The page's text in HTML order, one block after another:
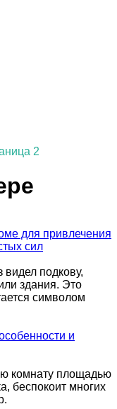
2
для привлечения
сил
подкову,
здания. Это
символом
и
комнату площадью
беспокоит многих